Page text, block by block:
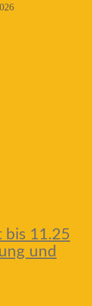
bis 11.25
und